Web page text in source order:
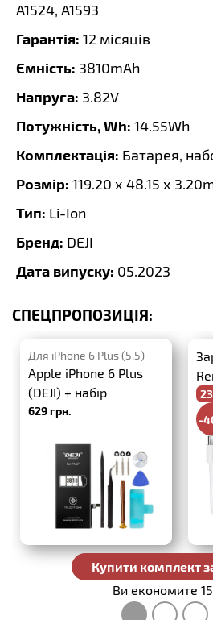
A1524, A1593
Гарантія: 12 місяців
Ємність: 3810mAh
Напруга: 3.82V
Потужність, Wh: 14.55Wh
Комплектація: Батарея,
Розмір: 119.20 x 48.15 x
Тип: Li-Ion
Бренд: DEJI
Дата випуску: 05.2023
СПЕЦПРОПОЗИЦІЯ:
Для iPhone 6 Plus (5.5)
Apple iPhone 6 Plus
(DEJI) + набір
інструментів
629 грн.
-
Купити комплект
Ви економите